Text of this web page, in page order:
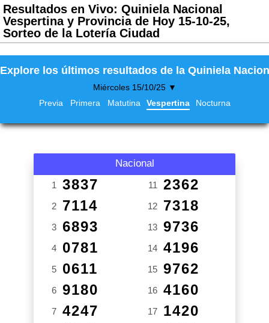
Resultados en Vivo: Quiniela Nacional
Vespertina y Provincia de Hoy 15-10-25,
Sorteo de la Lotería Ciudad
Explore los últimos resultados de la Quiniela
Miércoles 15/10/25 ▼
Previa
Primera Matutina Vespertina Nocturna
Nacional
1 3837
2 7114
3 6893
4 0781
5 0611
6 9180
7 4247
11 2362
12 7318
13 9736
14 4196
15 9762
16 4160
17 1420